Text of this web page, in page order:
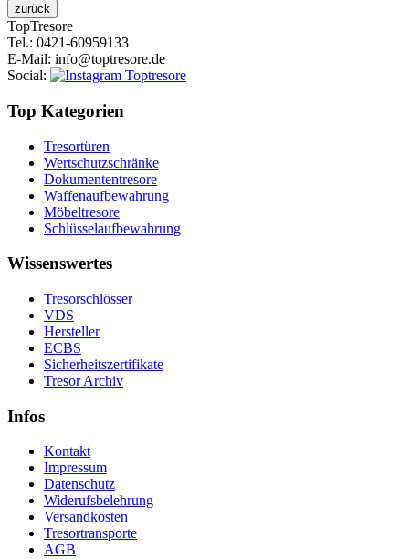
TopTresore
Tel.: 0421-60959133
E-Mail: info@toptresore.de
Social:
Top Kategorien
Tresortüren
Wertschutzschränke
Dokumententresore
Waffenaufbewahrung
Möbeltresore
Schlüsselaufbewahrung
Wissenswertes
Tresorschlösser
VDS
Hersteller
ECBS
Sicherheitszertifikate
Tresor Archiv
Infos
Kontakt
Impressum
Datenschutz
Widerufsbelehrung
Versandkosten
Tresortransporte
AGB